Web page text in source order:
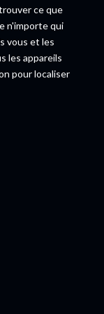
ce que
n'importe qui
vous et les
les appareils
pour localiser